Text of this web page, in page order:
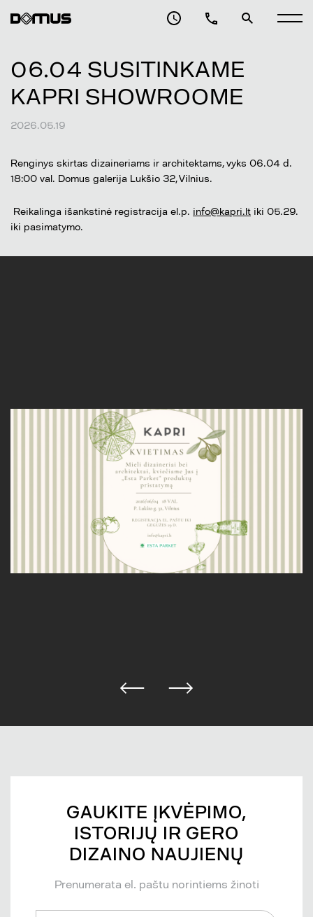
06.04 SUSITINKAME
KAPRI SHOWROOME
2026.05.19
Renginys skirtas dizaineriams ir architektams, vyks 06.04 d.
18:00 val. Domus galerija Lukšio 32, Vilnius.
Reikalinga išankstinė registracija el.p. info@kapri.lt iki 05.29.
iki pasimatymo.
GAUKITE ĮKVĖPIMO,
ISTORIJŲ IR GERO
DIZAINO NAUJIENŲ
Prenumerata el. paštu norintiems žinoti